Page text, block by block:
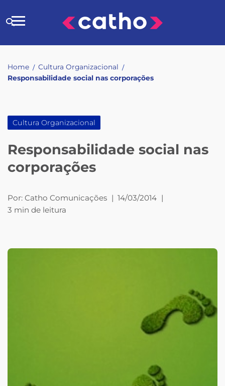
to
Buscar
Home / Cultura Organizacional /
Responsabilidade social nas corporações
Cultura Organizacional
Responsabilidade social nas
corporações
Por: Catho Comunicações | 14/03/2014 |
3 min de leitura